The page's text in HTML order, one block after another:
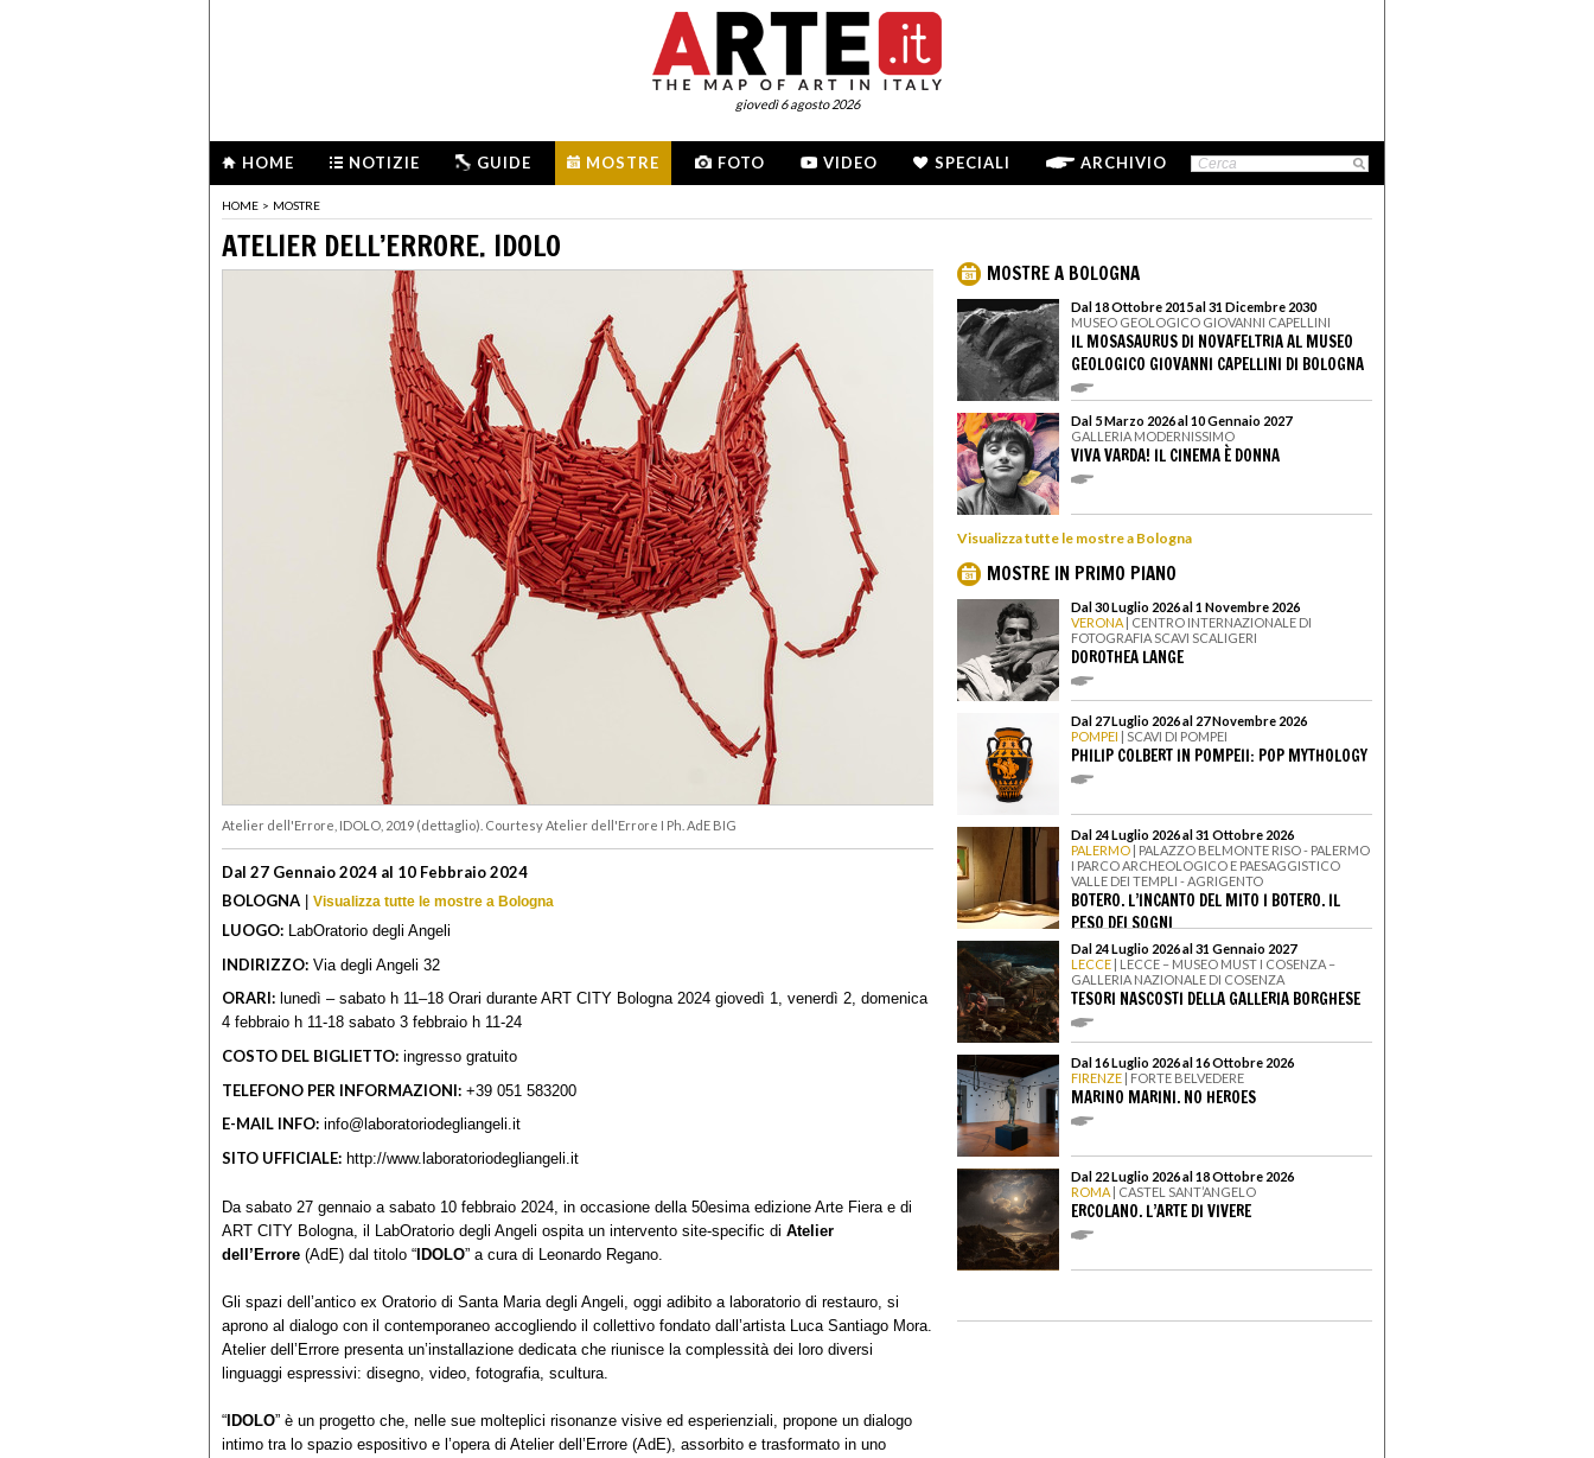
giovedì 6 agosto 2026
HOME NOTIZIE GUIDE MOSTRE FOTO VIDEO SPECIALI ARCHIVIO
HOME > MOSTRE
ATELIER DELL’ERRORE. IDOLO
Atelier dell'Errore, IDOLO, 2019 (dettaglio). Courtesy Atelier dell'Errore I Ph. AdE BIG
Dal 27 Gennaio 2024 al 10 Febbraio 2024
BOLOGNA | Visualizza tutte le mostre a Bologna
LUOGO: LabOratorio degli Angeli
INDIRIZZO: Via degli Angeli 32
ORARI: lunedì – sabato h 11–18 Orari durante ART CITY Bologna 2024 giovedì 1, venerdì 2, domenica
4 febbraio h 11-18 sabato 3 febbraio h 11-24
COSTO DEL BIGLIETTO: ingresso gratuito
TELEFONO PER INFORMAZIONI: +39 051 583200
E-MAIL INFO: info@laboratoriodegliangeli.it
SITO UFFICIALE: http://www.laboratoriodegliangeli.it
Da sabato 27 gennaio a sabato 10 febbraio 2024, in occasione della 50esima edizione Arte Fiera e di
ART CITY Bologna, il LabOratorio degli Angeli ospita un intervento site-specific di Atelier
dell’Errore (AdE) dal titolo “ IDOLO” a cura di Leonardo Regano.
Gli spazi dell’antico ex Oratorio di Santa Maria degli Angeli, oggi adibito a laboratorio di restauro, si
aprono al dialogo con il contemporaneo accogliendo il collettivo fondato dall’artista Luca Santiago Mora.
Atelier dell’Errore presenta un’installazione dedicata che riunisce la complessità dei loro diversi
linguaggi espressivi: disegno, video, fotografia, scultura.
“ IDOLO” è un progetto che, nelle sue molteplici risonanze visive ed esperienziali, propone un dialogo
intimo tra lo spazio espositivo e l’opera di Atelier dell’Errore (AdE), assorbito e trasformato in uno
MOSTRE A BOLOGNA
Dal 18 Ottobre 2015 al 31 Dicembre 2030
MUSEO GEOLOGICO GIOVANNI CAPELLINI
IL MOSASAURUS DI NOVAFELTRIA AL MUSEO
GEOLOGICO GIOVANNI CAPELLINI DI BOLOGNA
Dal 5 Marzo 2026 al 10 Gennaio 2027
GALLERIA MODERNISSIMO
VIVA VARDA! IL CINEMA È DONNA
Visualizza tutte le mostre a Bologna
MOSTRE IN PRIMO PIANO
Dal 30 Luglio 2026 al 1 Novembre 2026
VERONA | CENTRO INTERNAZIONALE DI
FOTOGRAFIA SCAVI SCALIGERI
DOROTHEA LANGE
Dal 27 Luglio 2026 al 27 Novembre 2026
POMPEI | SCAVI DI POMPEI
PHILIP COLBERT IN POMPEII: POP MYTHOLOGY
Dal 24 Luglio 2026 al 31 Ottobre 2026
PALERMO | PALAZZO BELMONTE RISO - PALERMO
I PARCO ARCHEOLOGICO E PAESAGGISTICO
VALLE DEI TEMPLI - AGRIGENTO
BOTERO. L’INCANTO DEL MITO I BOTERO. IL
PESO DEI SOGNI
Dal 24 Luglio 2026 al 31 Gennaio 2027
LECCE | LECCE – MUSEO MUST I COSENZA –
GALLERIA NAZIONALE DI COSENZA
TESORI NASCOSTI DELLA GALLERIA BORGHESE
Dal 16 Luglio 2026 al 16 Ottobre 2026
FIRENZE | FORTE BELVEDERE
MARINO MARINI. NO HEROES
Dal 22 Luglio 2026 al 18 Ottobre 2026
ROMA | CASTEL SANT’ANGELO
ERCOLANO. L’ARTE DI VIVERE